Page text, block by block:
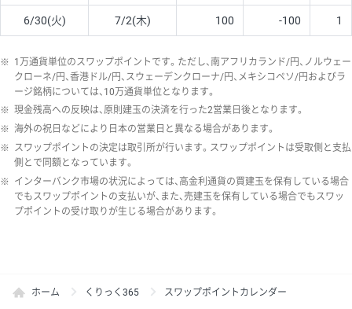
6/30(火) 7/2(木) 100 -100 1
※ 1万通貨単位のスワップポイントです。ただし、南アフリカランド/円、ノルウェー
クローネ/円、香港ドル/円、スウェーデンクローナ/円、メキシコペソ/円およびラ
ージ銘柄については、10万通貨単位となります。
※ 現金残高への反映は、原則建玉の決済を行った2営業日後となります。
※ 海外の祝日などにより日本の営業日と異なる場合があります。
※ スワップポイントの決定は取引所が行います。スワップポイントは受取側と支払
側とで同額となっています。
※ インターバンク市場の状況によっては、高金利通貨の買建玉を保有している場合
でもスワップポイントの支払いが、また、売建玉を保有している場合でもスワッ
プポイントの受け取りが生じる場合があります。
ホーム くりっく365 スワップポイントカレンダー